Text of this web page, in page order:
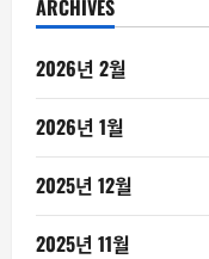
ARCHIVES
2026년 2월
2026년 1월
2025년 12월
2025년 11월